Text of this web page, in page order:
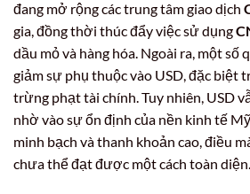
đang mở rộng các trung tâm giao dịch
gia, đồng thời thúc đẩy việc sử dụng
dầu mỏ và hàng hóa. Ngoài ra, một số
giảm sự phụ thuộc vào USD, đặc biệt
trừng phạt tài chính. Tuy nhiên, USD
nhờ vào sự ổn định của nền kinh tế
minh bạch và thanh khoản cao, điều
chưa thể đạt được một cách toàn diện.